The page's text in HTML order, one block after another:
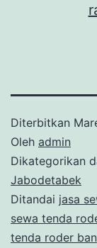
Diterbitkan
Oleh admin
Dikategorikan
Jabodetabek
Ditandai jasa
sewa tenda
tenda roder